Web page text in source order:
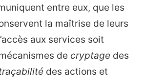
entre eux, que les
la maîtrise de leurs
aux services soit
de cryptage des
des actions et